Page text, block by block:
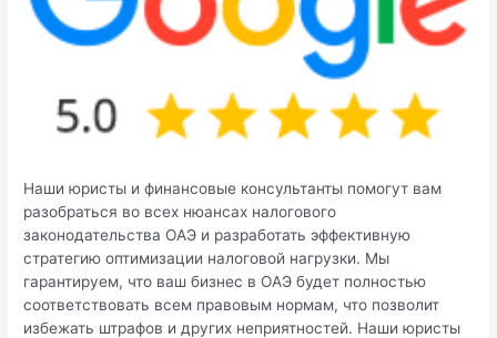
Наши юристы и финансовые консультанты помогут вам
разобраться во всех нюансах налогового
законодательства ОАЭ и разработать эффективную
стратегию оптимизации налоговой нагрузки. Мы
гарантируем, что ваш бизнес в ОАЭ будет полностью
соответствовать всем правовым нормам, что позволит
избежать штрафов и других неприятностей. Наши юристы